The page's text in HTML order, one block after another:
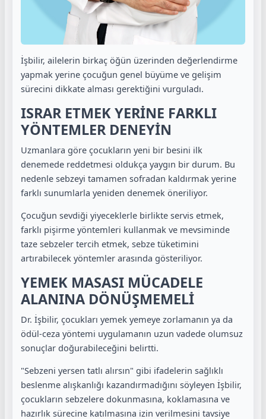
İşbilir, ailelerin birkaç öğün üzerinden değerlendirme
yapmak yerine çocuğun genel büyüme ve gelişim
sürecini dikkate alması gerektiğini vurguladı.
ISRAR ETMEK YERİNE FARKLI
YÖNTEMLER DENEYİN
Uzmanlara göre çocukların yeni bir besini ilk
denemede reddetmesi oldukça yaygın bir durum. Bu
nedenle sebzeyi tamamen sofradan kaldırmak yerine
farklı sunumlarla yeniden denemek öneriliyor.
Çocuğun sevdiği yiyeceklerle birlikte servis etmek,
farklı pişirme yöntemleri kullanmak ve mevsiminde
taze sebzeler tercih etmek, sebze tüketimini
artırabilecek yöntemler arasında gösteriliyor.
YEMEK MASASI MÜCADELE
ALANINA DÖNÜŞMEMELİ
Dr. İşbilir, çocukları yemek yemeye zorlamanın ya da
ödül-ceza yöntemi uygulamanın uzun vadede olumsuz
sonuçlar doğurabileceğini belirtti.
"Sebzeni yersen tatlı alırsın" gibi ifadelerin sağlıklı
beslenme alışkanlığı kazandırmadığını söyleyen İşbilir,
çocukların sebzelere dokunmasına, koklamasına ve
hazırlık sürecine katılmasına izin verilmesini tavsiye